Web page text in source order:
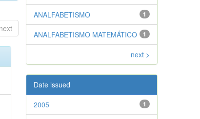
next
1
ANALFABETISMO
1
ANALFABETISMO MATEMÁTICO
next >
Date issued
1
2005